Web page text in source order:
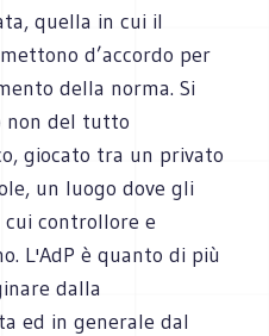
quella in cui il
d’accordo per
della norma. Si
non del tutto
giocato tra un privato
un luogo dove gli
cui controllore e
L'AdP è quanto di più
dalla
ed in generale dal